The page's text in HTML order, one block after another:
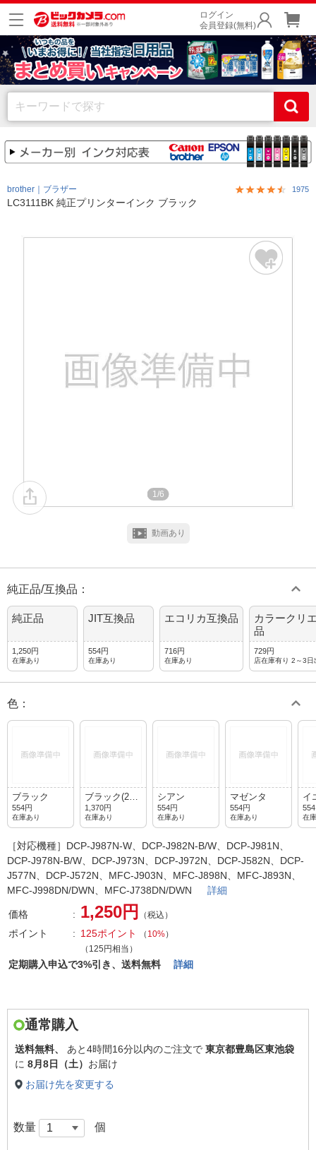
ログイン
会員登録(無料)
brother｜ブラザー 1975
LC3111BK 純正プリンターインク ブラック
1/6
動画あり
純正品/互換品 ：
純正品
1,250円
在庫あり
JIT互換品
554円
在庫あり
エコリカ互換品
716円
在庫あり
カラークリ
品
729円
店在庫有り 2～3日
色 ：
ブラック
554円
在庫あり
ブラック(2個
パック)
1,370円
在庫あり
シアン
554円
在庫あり
マゼンタ
554円
在庫あり
イ
在
［対応機種］DCP-J987N-W、DCP-J982N-B/W、DCP-J981N、
DCP-J978N-B/W、DCP-J973N、DCP-J972N、DCP-J582N、DCP-
J577N、DCP-J572N、MFC-J903N、MFC-J898N、MFC-J893N、
MFC-J998DN/DWN、MFC-J738DN/DWN 詳細
価格 1,250円 （税込）
ポイント 125ポイント （ 10%）
（125円相当）
定期購入申込で3%引き、送料無料 詳細
通常購入
送料無料、 あと4時間16分以内のご注文で 東京都豊島区東池袋
に 8月8日（土） お届け
お届け先を変更する
数量 個